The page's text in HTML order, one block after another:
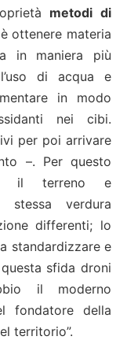
metodi di
ottenere materia
in maniera più
di acqua e
in modo
nei cibi.
per poi arrivare
–. Per questo
il terreno e
stessa verdura
differenti; lo
standardizzare e
sfida droni
il moderno
fondatore della
territorio”.